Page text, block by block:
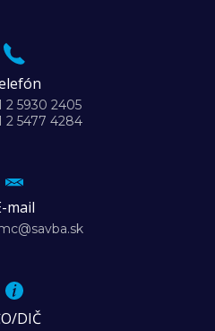
2 5930 2405
2 5477 4284
mail
DIČ